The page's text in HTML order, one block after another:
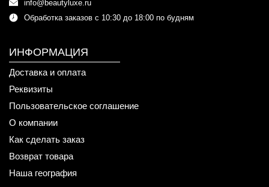
info@beautyluxe.ru
Обработка заказов с 10:30 до 18:00 по будням
ИНФОРМАЦИЯ
Доставка и оплата
Реквизиты
Пользовательское соглашение
О компании
Как сделать заказ
Возврат товара
Наша география